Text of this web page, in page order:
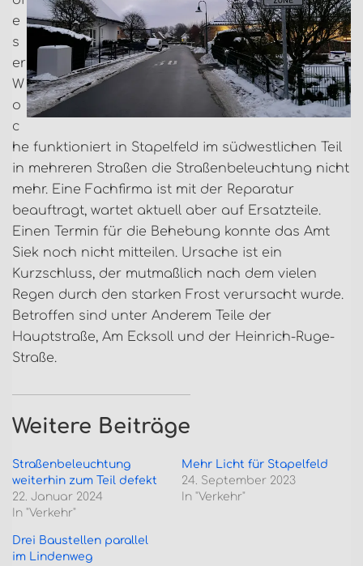
e
s
er
W
o
c
he funktioniert in Stapelfeld im südwestlichen Teil
in mehreren Straßen die Straßenbeleuchtung nicht
mehr. Eine Fachfirma ist mit der Reparatur
beauftragt, wartet aktuell aber auf Ersatzteile.
Einen Termin für die Behebung konnte das Amt
Siek noch nicht mitteilen. Ursache ist ein
Kurzschluss, der mutmaßlich nach dem vielen
Regen durch den starken Frost verursacht wurde.
Betroffen sind unter Anderem Teile der
Hauptstraße, Am Ecksoll und der Heinrich-Ruge-
Straße.
Weitere Beiträge
Straßenbeleuchtung
weiterhin zum Teil defekt
22. Januar 2024
In "Verkehr"
Mehr Licht für Stapelfeld
24. September 2023
In "Verkehr"
Drei Baustellen parallel
im Lindenweg